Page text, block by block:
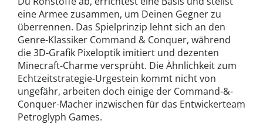
eine Armee zusammen, um Deinen Gegner zu
überrennen. Das Spielprinzip lehnt sich an den
Genre-Klassiker Command & Conquer, während
die 3D-Grafik Pixeloptik imitiert und dezenten
Minecraft-Charme versprüht. Die Ähnlichkeit zum
Echtzeitstrategie-Urgestein kommt nicht von
ungefähr, arbeiten doch einige der Command-&-
Conquer-Macher inzwischen für das Entwickerteam
Petroglyph Games.